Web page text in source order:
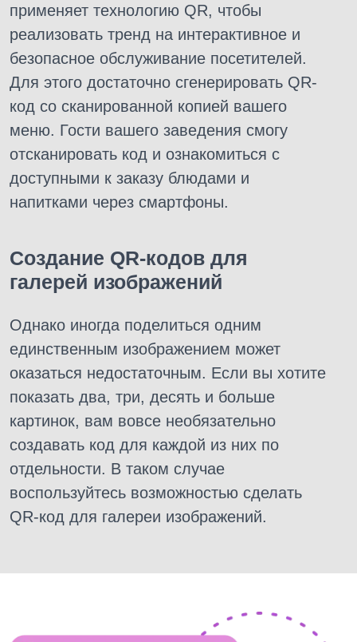
применяет технологию QR, чтобы
реализовать тренд на интерактивное и
безопасное обслуживание посетителей.
Для этого достаточно сгенерировать QR-
код со сканированной копией вашего
меню. Гости вашего заведения смогу
отсканировать код и ознакомиться с
доступными к заказу блюдами и
напитками через смартфоны.
Создание QR-кодов для
галерей изображений
Однако иногда поделиться одним
единственным изображением может
оказаться недостаточным. Если вы хотите
показать два, три, десять и больше
картинок, вам вовсе необязательно
создавать код для каждой из них по
отдельности. В таком случае
воспользуйтесь возможностью сделать
QR-код для галереи изображений.